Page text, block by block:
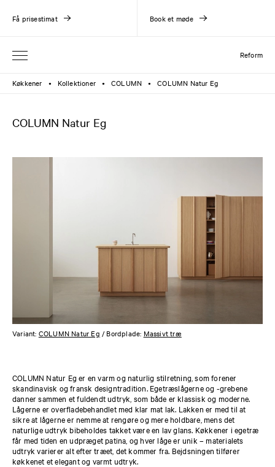
Reform
Få prisestimat Book et møde
Køkkener ● Kollektioner ● COLUMN ● COLUMN Natur Eg
COLUMN Natur Eg
Variant: COLUMN Natur Eg / Bordplade: Massivt træ
COLUMN Natur Eg er en varm og naturlig stilretning, som forener
skandinavisk og fransk designtradition. Egetræslågerne og -grebene
danner sammen et fuldendt udtryk, som både er klassisk og moderne.
Lågerne er overfladebehandlet med klar mat lak. Lakken er med til at
sikre at lågerne er nemme at rengøre og mere holdbare, mens det
naturlige udtryk bibeholdes takket være en lav glans. Køkkener i egetræ
får med tiden en udpræget patina, og hver låge er unik – materialets
udtryk varierer alt efter træet, det kommer fra. Bejdsningen tilfører
køkkenet et elegant og varmt udtryk.